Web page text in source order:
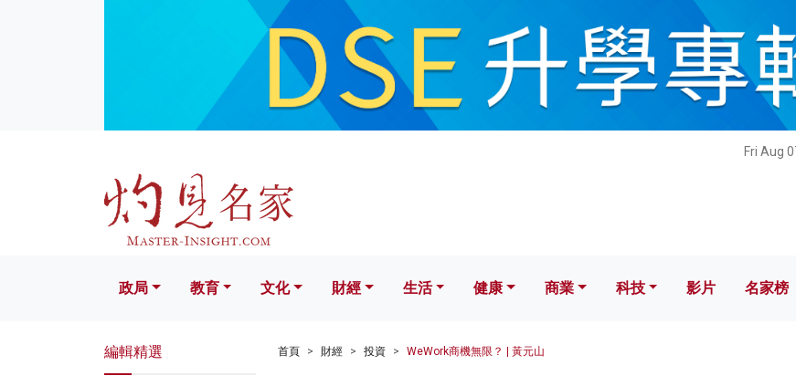
Fri Aug
文化 財經 生活 健康 科技 影片 名
政局 教育 文化 財經 生活 健康 商業 科技 影片 名家榜
首頁 財經 投資 WeWork商機無限？ | 黃元山
編輯精選